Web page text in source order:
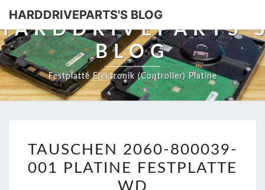
HARDDRIVEPARTS'S BLOG
BLOG
Festplatte Elektronik (Controller) Platine
2060-
800039-
001
TAUSCHEN 2060-800039-
001 PLATINE FESTPLATTE
WD